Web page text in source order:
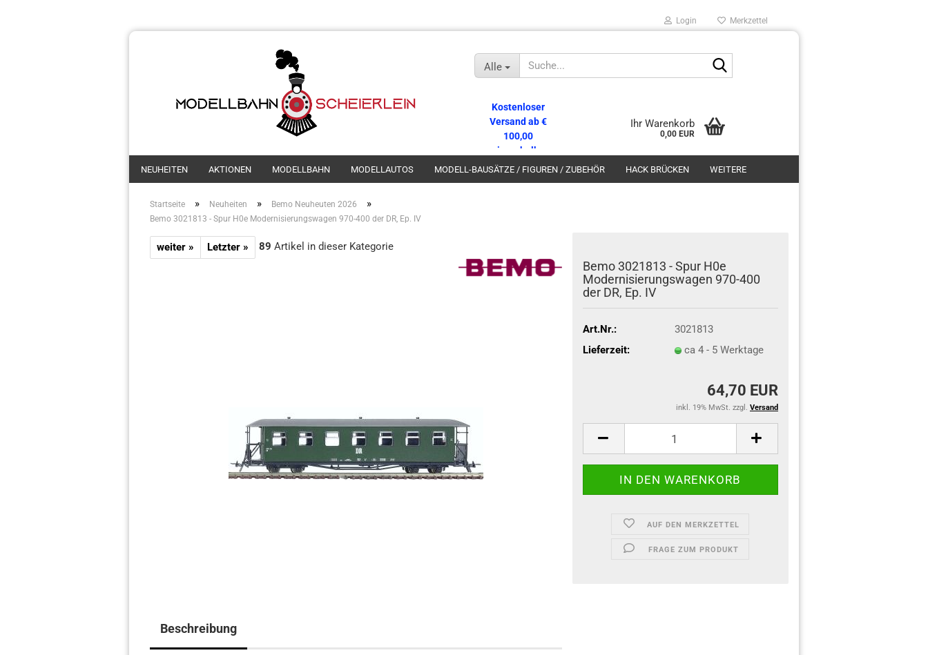
Login Merkzettel
Alle
Kostenloser
Versand ab €
100,00
innerhalb
Deutschlands!
Ihr Warenkorb
0,00 EUR
NEUHEITEN AKTIONEN MODELLBAHN MODELLAUTOS MODELL-BAUSÄTZE / FIGUREN / ZUBEHÖR HACK BRÜCKEN WEITERE
Startseite » Neuheiten » Bemo Neuheuten 2026 »
Bemo 3021813 - Spur H0e Modernisierungswagen 970-400 der DR, Ep. IV
weiter » Letzter » 89 Artikel in dieser Kategorie
Bemo 3021813 - Spur H0e
Modernisierungswagen 970-400
der DR, Ep. IV
Art.Nr.:
3021813
Lieferzeit:
ca 4 - 5 Werktage
64,70 EUR
inkl. 19% MwSt. zzgl. Versand
AUF DEN MERKZETTEL
FRAGE ZUM PRODUKT
Beschreibung